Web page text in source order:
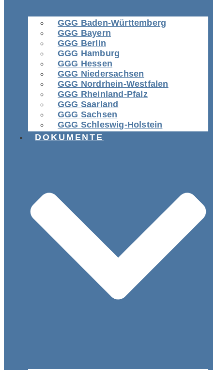
GGG Baden-Württemberg
GGG Bayern
GGG Berlin
GGG Hamburg
GGG Hessen
GGG Niedersachsen
GGG Nordrhein-Westfalen
GGG Rheinland-Pfalz
GGG Saarland
GGG Sachsen
GGG Schleswig-Holstein
DOKUMENTE